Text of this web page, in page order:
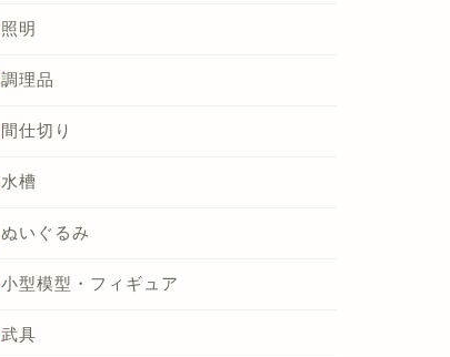
照明
調理品
間仕切り
水槽
ぬいぐるみ
小型模型・フィギュア
武具